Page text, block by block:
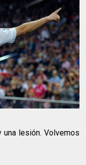
lesión. Volvemos